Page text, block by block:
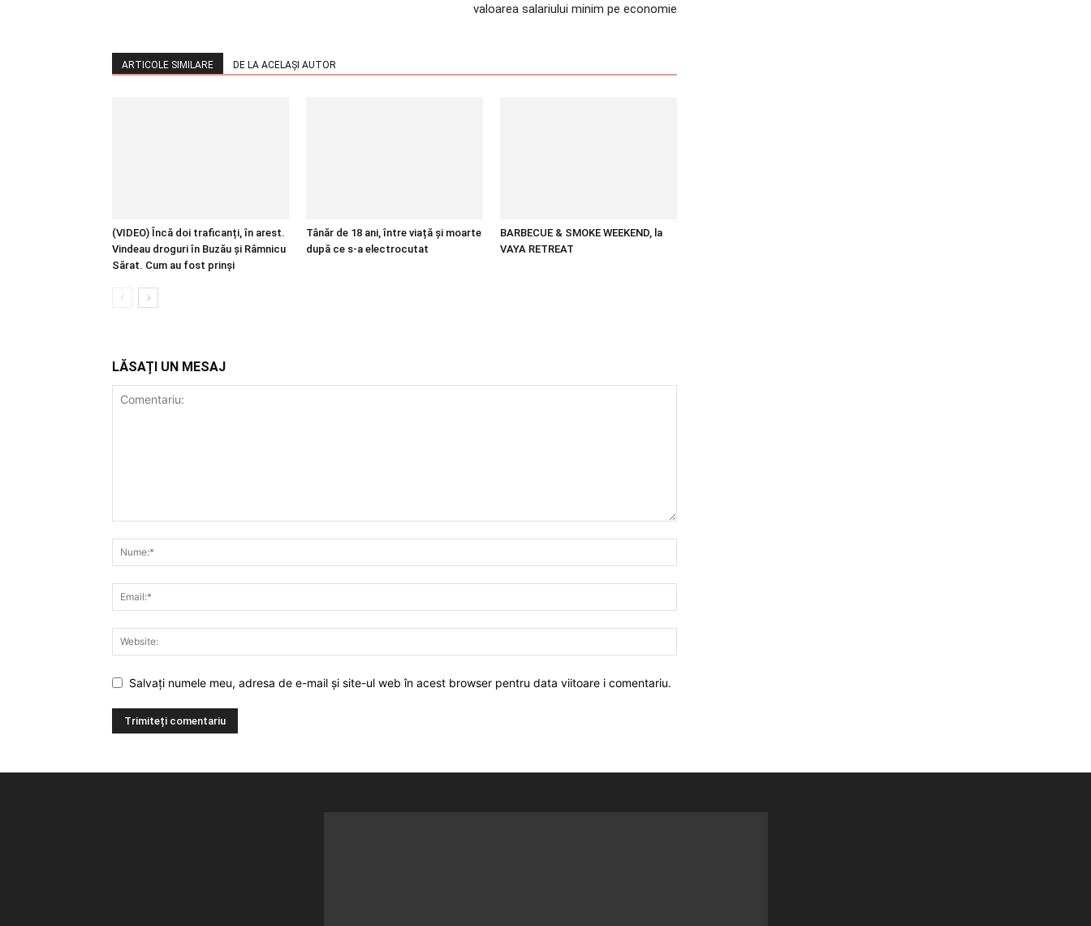
valoarea salariului minim pe economie
ARTICOLE SIMILARE DE LA ACELAȘI AUTOR
(VIDEO) Încă doi traficanți, în arest.
Vindeau droguri în Buzău și Râmnicu
Sărat. Cum au fost prinși
Tânăr de 18 ani, între viață și moarte
după ce s-a electrocutat
BARBECUE & SMOKE WEEKEND, la
VAYA RETREAT
LĂSAȚI UN MESAJ
Salvați numele meu, adresa de e-mail și site-ul web în acest browser pentru data viitoare i comentariu.